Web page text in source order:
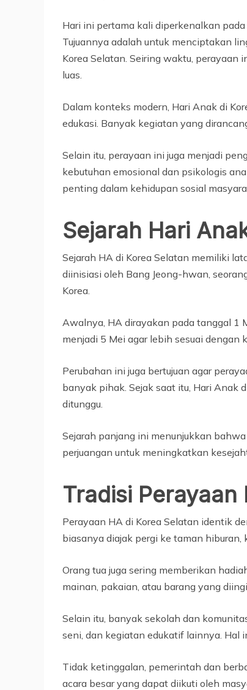
Hari ini pertama kali diperkenalkan
Tujuannya adalah untuk menciptakan
Korea Selatan. Seiring waktu, perayaan
luas.
Dalam konteks modern, Hari Anak di
edukasi. Banyak kegiatan yang
Selain itu, perayaan ini juga menjadi
kebutuhan emosional dan psikologis
penting dalam kehidupan sosial
Sejarah Hari
Sejarah HA di Korea Selatan memiliki
diinisiasi oleh Bang Jeong-hwan,
Korea.
Awalnya, HA dirayakan pada tanggal 1
menjadi 5 Mei agar lebih sesuai dengan
Perubahan ini juga bertujuan agar
banyak pihak. Sejak saat itu, Hari Anak
ditunggu.
Sejarah panjang ini menunjukkan
perjuangan untuk meningkatkan
Tradisi Perayaan
Perayaan HA di Korea Selatan identik
biasanya diajak pergi ke taman
Orang tua juga sering memberikan
mainan, pakaian, atau barang yang
Selain itu, banyak sekolah dan
seni, dan kegiatan edukatif lainnya. Hal
Tidak ketinggalan, pemerintah dan
acara besar yang dapat diikuti oleh